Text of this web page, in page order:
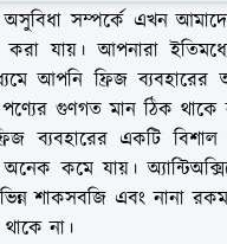
অসুবিধা সম্পর্কে এখন
করা যায়। আপনারা
আপনি ফ্রিজ ব্যবহারের
গুণগত মান ঠিক থাকে
ব্যবহারের একটি
অনেক কমে যায়।
শাকসবজি এবং নানা
না।